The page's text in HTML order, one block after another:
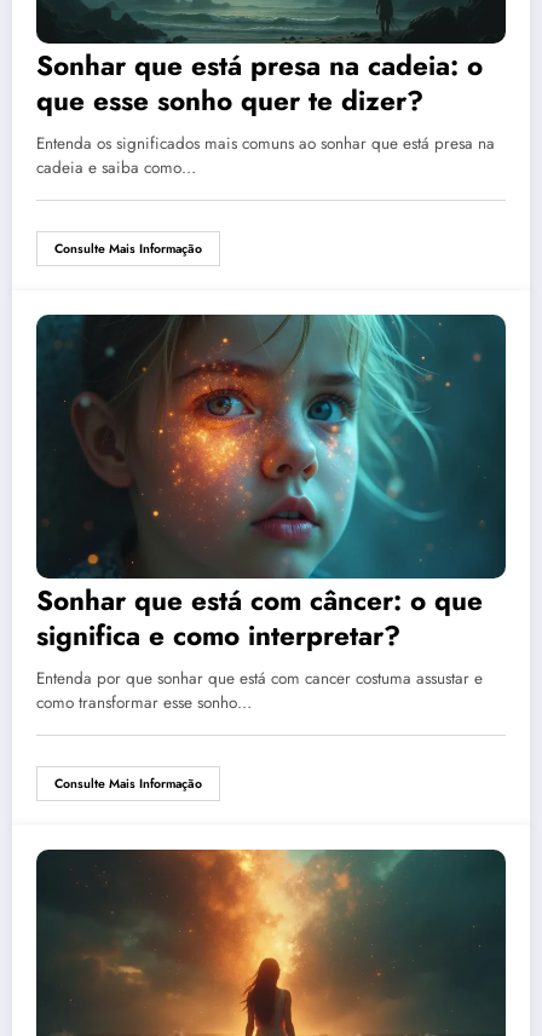
Sonhar que está presa na cadeia: o
que esse sonho quer te dizer?
Entenda os significados mais comuns ao sonhar que está presa na
cadeia e saiba como…
Consulte Mais Informação
Sonhar que está com câncer: o que
significa e como interpretar?
Entenda por que sonhar que está com cancer costuma assustar e
como transformar esse sonho…
Consulte Mais Informação